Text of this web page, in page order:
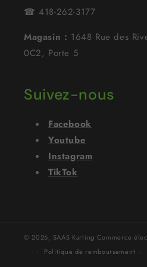
☎ 418-262-3177
Magasin : 1648 Rue des
0C2, Porte 5
Suivez-nous
Facebook
Youtube
Instagram
TikTok
© 2026, SAAS Karting Commerce
Politique de remboursement